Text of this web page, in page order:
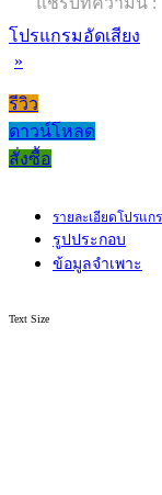
โปรแกรมอัดเสียง
»
รีวิว
ดาวน์โหลด
สั่งซื้อ
รายละเอียดโปรแก
รูปประกอบ
ข้อมูลจำเพาะ
Text Size